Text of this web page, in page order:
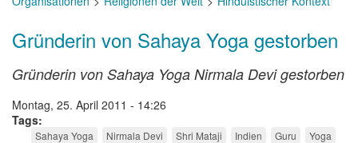
Gründerin von Sahaya Yoga gestorben
Gründerin von Sahaya Yoga Nirmala Devi gestorben
Montag, 25. April 2011 - 14:26
Tags
Sahaya Yoga Nirmala Devi Shri Mataji Indien Guru Yoga